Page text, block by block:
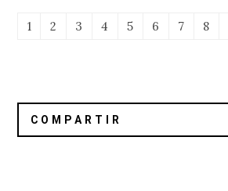
1 2 3 4 5 6 7 8